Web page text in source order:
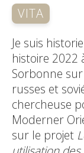
VITA
Je suis
histoire 2022
Sorbonne
russes et
chercheuse
Moderner
sur le projet